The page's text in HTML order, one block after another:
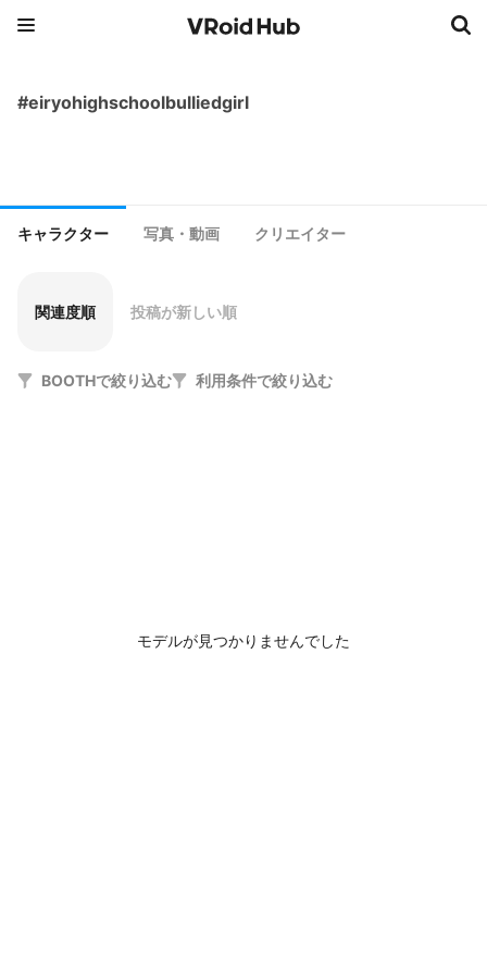
#eiryohighschoolbulliedgirl
キャラクター 写真・動画 クリエイター
関連度順 投稿が新しい順
BOOTHで絞り込む 利用条件で絞り込む
モデルが見つかりませんでした